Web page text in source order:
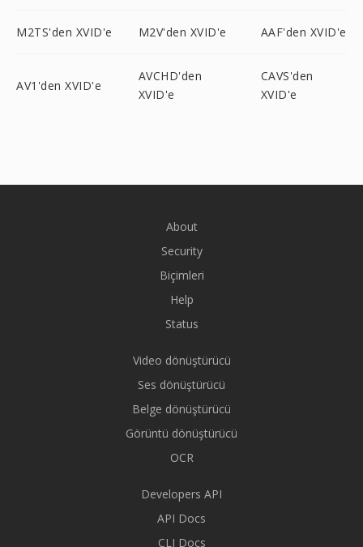
M2TS'den XVID'e M2V'den XVID'e AAF'den XVID'e
AV1'den XVID'e
AVCHD'den
XVID'e
CAVS'den
XVID'e
About
Security
Biçimleri
Help
Status
Video dönüştürücü
Ses dönüştürücü
Belge dönüştürücü
Görüntü dönüştürücü
OCR
Developers API
API Docs
CLI Docs